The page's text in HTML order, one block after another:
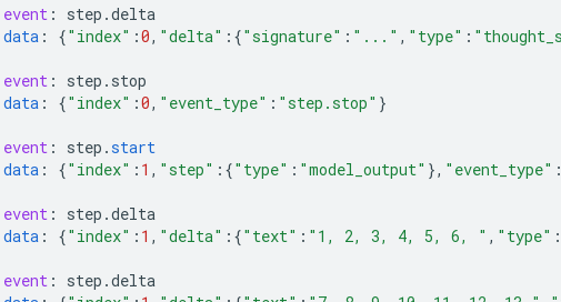
event : step .delta
data : {"index" :0, "delta" :{"signature" : "..." , "type" :
event : step . stop
data : {"index" :0, "event_type" : "step.stop" }
event : step .start
data : {"index" : 1 , "step" :{"type" : "model_output" }, "event_type" :
event : step .delta
data : {"index" : 1 , "delta" :{"text" : "1, 2, 3, 4, 5, 6, " , "type" :
event : step .delta